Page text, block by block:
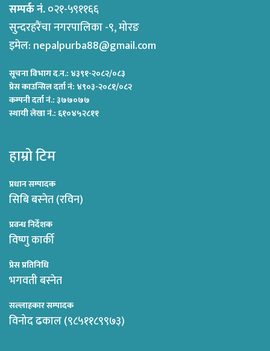
सम्पर्क नं.०२१-५९११६६
सुन्दरहरैंचा नगरपालिका -९, मोरङ
इमेल: nepalpurba88@gmail.com
सूचना विभाग द.न.: ४३९१-२०८२/०८३
प्रेस काउन्सिल दर्ता नं: ४९०३-२०८१/०८२
कम्पनी दर्ता नं.: ३७७०७७
स्थायी लेखा नं.: ६१०४५२८११
हाम्रो टिम
प्रधान सम्पादक
सिबि बस्नेत (रविन)
प्रवन्ध निर्देशक
विष्णु कार्की
प्रेस प्रतिनिधि
भगवती बस्नेत
सल्लाहकार सम्पादक
विनोद ढकाल (९८५११८९९७३)